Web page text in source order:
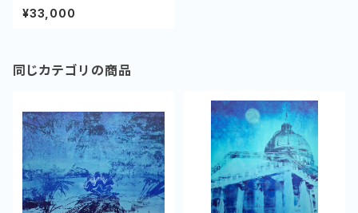
ス、アクリル
¥33,000
同じカテゴリの商品